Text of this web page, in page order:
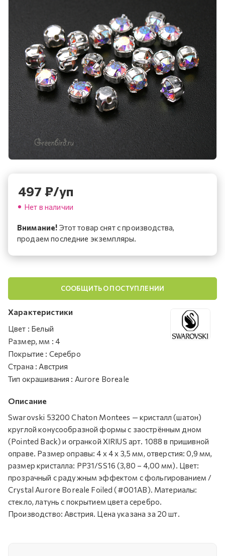
497 ₽/уп
Нет в наличии
Внимание! Этот товар снят с производства,
продаем последние экземпляры.
СООБЩИТЬ О ПОСТУПЛЕНИИ
Характеристики
Цвет : Белый
Размер, мм : 4
Покрытие : Серебро
Страна : Австрия
Тип окрашивания : Aurore Boreale
Описание
Swarovski 53200 Chaton Montees — кристалл (шатон)
круглой конусообразной формы с заострённым дном
(Pointed Back) и огранкой XIRIUS арт. 1088 в пришивной
оправе. Размер оправы: 4 х 4 х 3,5 мм, отверстия: 0,9 мм,
размер кристалла: PP31/SS16 (3,80 – 4,00 мм). Цвет:
прозрачный с радужным эффектом с фольгированием /
Crystal Aurore Boreale Foiled (#001AB). Материалы:
стекло, латунь с покрытием цвета серебро.
Производство: Австрия. Цена указана за 20 шт.